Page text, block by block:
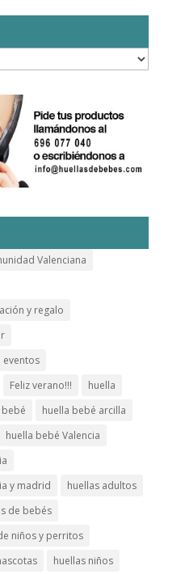
Valenciana
y regalo
eventos
Feliz verano!!!
huella
huella bebé arcilla
huella bebé Valencia
y madrid
huellas adultos
de bebés
niños y perritos
huellas niños